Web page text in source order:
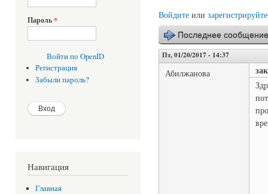
Пароль*
Войти по OpenID
Регистрация
Забыли пароль?
Навигация
Главная
Войдите или
Последнее сообщение
Пт, 01/20/2017 - 14:37
Абилжанова